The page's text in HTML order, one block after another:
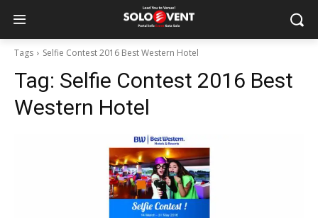
Tags Selfie Contest 2016 Best Western Hotel
Tag: Selfie Contest 2016 Best
Western Hotel